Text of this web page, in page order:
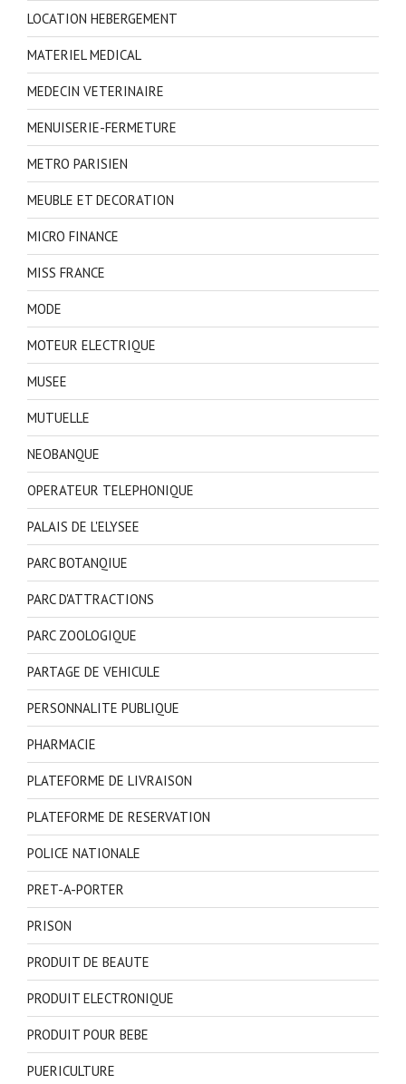
LOCATION HEBERGEMENT
MATERIEL MEDICAL
MEDECIN VETERINAIRE
MENUISERIE-FERMETURE
METRO PARISIEN
MEUBLE ET DECORATION
MICRO FINANCE
MISS FRANCE
MODE
MOTEUR ELECTRIQUE
MUSEE
MUTUELLE
NEOBANQUE
OPERATEUR TELEPHONIQUE
PALAIS DE L'ELYSEE
PARC BOTANQIUE
PARC D'ATTRACTIONS
PARC ZOOLOGIQUE
PARTAGE DE VEHICULE
PERSONNALITE PUBLIQUE
PHARMACIE
PLATEFORME DE LIVRAISON
PLATEFORME DE RESERVATION
POLICE NATIONALE
PRET-A-PORTER
PRISON
PRODUIT DE BEAUTE
PRODUIT ELECTRONIQUE
PRODUIT POUR BEBE
PUERICULTURE